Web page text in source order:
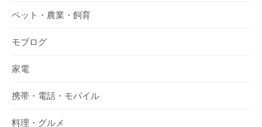
ペット・農業・飼育
モブログ
家電
携帯・電話・モバイル
料理・グルメ